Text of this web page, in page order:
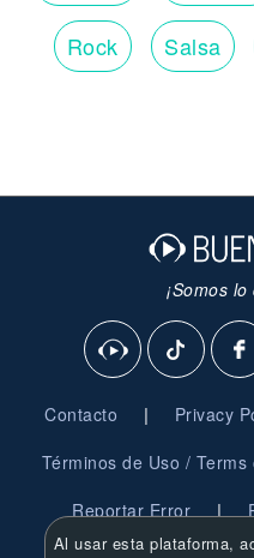
Rock Salsa
¡Somos
Contacto | Privacy
Términos de Uso / Terms
Reportar Error |
Al usar esta plataforma,